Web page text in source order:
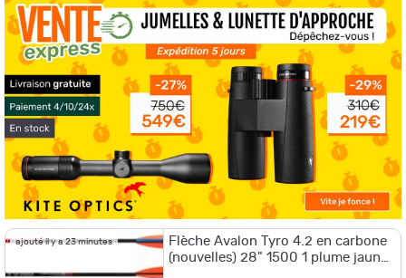
ajouté il y a 23 minutes
Flèche Avalon Tyro 4.2 en carbone
(nouvelles) 28" 1500 1 plume jaune